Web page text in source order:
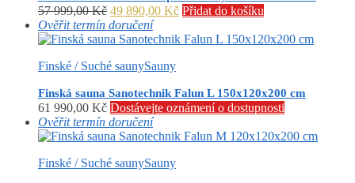
57 999,00Kč Původní
cena
byla:
999,00 Kč.
49 890,00 KčAktuální
je:
Přidat do košíku
Ověřit termín doručení
Finské / Suché saunySauny
Finská sauna Sanotechnik Falun L 150x120x200 cm
61 990,00 Kč Dostávejte oznámení o dostupnosti
Ověřit termín doručení
Finské / Suché saunySauny